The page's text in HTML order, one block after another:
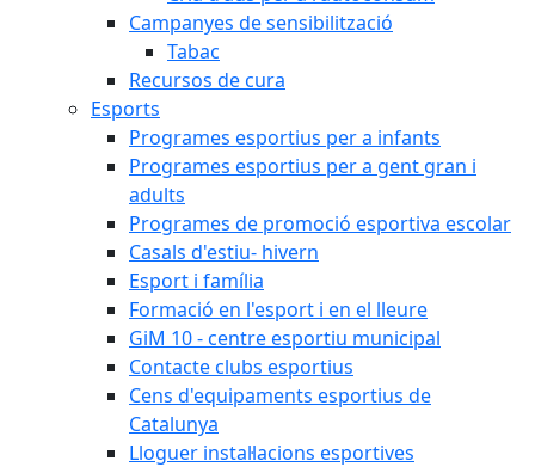
Campanyes de sensibilització
Tabac
Recursos de cura
Esports
Programes esportius per a infants
Programes esportius per a gent gran i
adults
Programes de promoció esportiva escolar
Casals d'estiu- hivern
Esport i família
Formació en l'esport i en el lleure
GiM 10 - centre esportiu municipal
Contacte clubs esportius
Cens d'equipaments esportius de
Catalunya
Lloguer instal·lacions esportives